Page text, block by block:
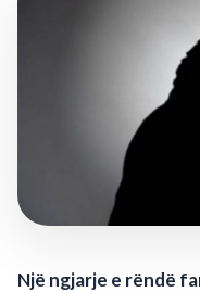
Një ngjarje e rëndë